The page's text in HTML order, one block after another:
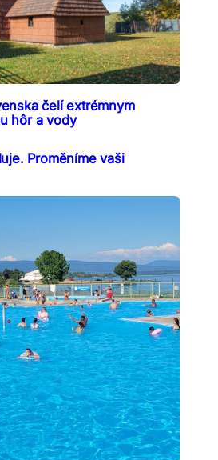
čelí extrémnym
hôr a vody
Proměníme vaši